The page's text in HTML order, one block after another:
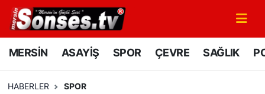
MERSİN ASAYİŞ SPOR ÇEVRE SAĞLIK
HABERLER SPOR
MERSİN
Mersin Nöbetçi Eczaneler